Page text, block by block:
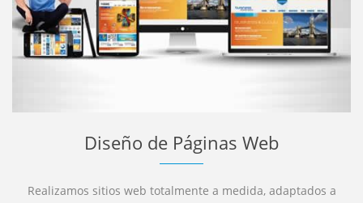
Diseño de Páginas Web
Realizamos sitios web totalmente a medida, adaptados a